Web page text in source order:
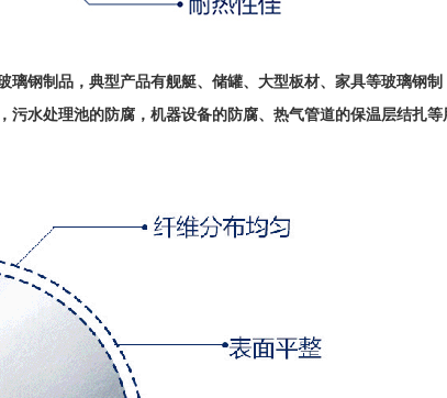
璃钢制品，典型产品有舰艇、储罐、大型板材、家具等玻璃钢制
污水处理池的防腐，机器设备的防腐、热气管道的保温层结扎等